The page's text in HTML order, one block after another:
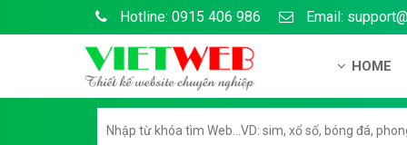
Hotline: 0915 406 986 Email:
HOME